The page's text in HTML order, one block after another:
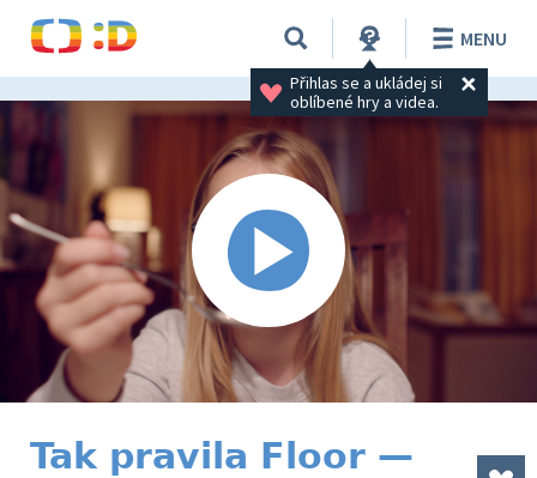
Přihlas se a ukládej si
oblíbené hry a videa.
MENU
Tak pravila Floor —